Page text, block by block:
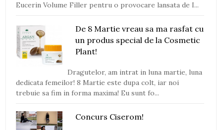
Eucerin Volume Filler pentru o provocare lansata de I...
De 8 Martie vreau sa ma rasfat cu
un produs special de la Cosmetic
Plant!
Dragutelor, am intrat in luna martie, luna
dedicata femeilor! 8 Martie este dupa colt, iar noi
trebuie sa fim in forma maxima! Eu sunt fo...
Concurs Ciserom!